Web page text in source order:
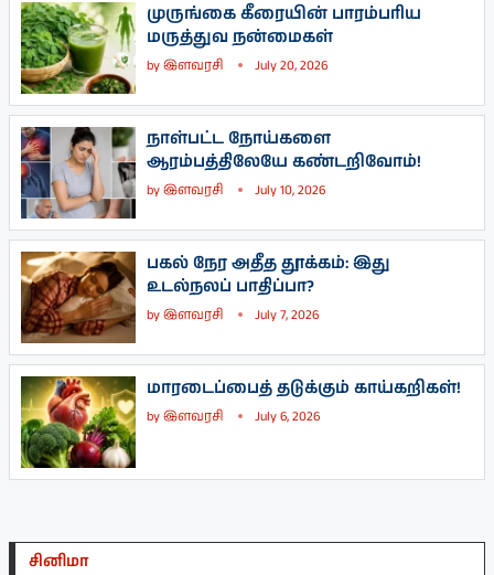
முருங்கை கீரையின் பாரம்பரிய
மருத்துவ நன்மைகள்
byஇளவரசி July 20, 2026
நாள்பட்ட நோய்களை
ஆரம்பத்திலேயே கண்டறிவோம்!
byஇளவரசி July 10, 2026
பகல் நேர அதீத தூக்கம்: இது
உடல்நலப் பாதிப்பா?
byஇளவரசி July 7, 2026
மாரடைப்பைத் தடுக்கும் காய்கறிகள்!
byஇளவரசி July 6, 2026
சினிமா